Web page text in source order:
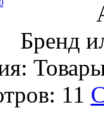
Бренд
11